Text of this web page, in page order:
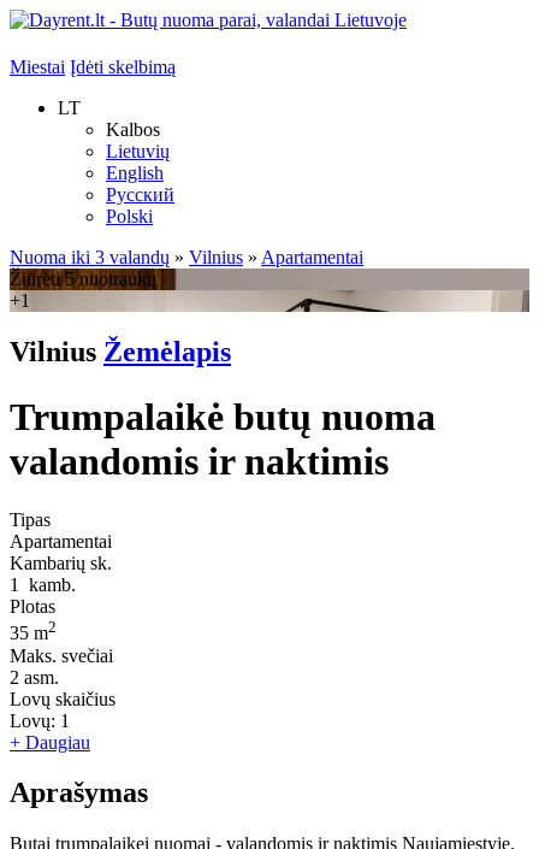
Miestai Įdėti skelbimą
LT
Kalbos
Lietuvių
English
Русский
Polski
Nuoma iki 3 valandų » Vilnius » Apartamentai
Žiūrėti 5 nuotraukų
+1
Vilnius Žemėlapis
Trumpalaikė butų nuoma
valandomis ir naktimis
Tipas
Apartamentai
Kambarių sk.
1
kamb.
Plotas
35 m2
Maks. svečiai
2 asm.
Lovų skaičius
Lovų: 1
+ Daugiau
Aprašymas
Butai trumpalaikei nuomai - valandomis ir naktimis Naujamiestyje.